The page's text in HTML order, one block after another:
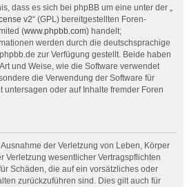
dass es sich bei phpBB um eine unter der „
v2“ (GPL) bereitgestellten Foren-
(www.phpbb.com) handelt;
werden durch die deutschsprachige
zur Verfügung gestellt. Beide haben
und Weise, wie die Software verwendet
die Verwendung der Software für
untersagen oder auf Inhalte fremder Foren
der Verletzung von Leben, Körper
Verletzung wesentlicher Vertragspflichten
Schäden, die auf ein vorsätzliches oder
zurückzuführen sind. Dies gilt auch für